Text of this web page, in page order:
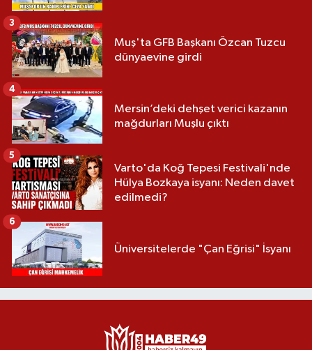
Muş'ta GFB Başkanı Özcan Tuzcu
dünyaevine girdi
3
Mersin’deki dehşet verici kazanın
mağdurları Muşlu çıktı
4
Varto'da Koğ Tepesi Festivali'nde
Hülya Bozkaya isyanı: Neden davet
edilmedi?
5
Üniversitelerde "Çan Eğrisi" İsyanı
6